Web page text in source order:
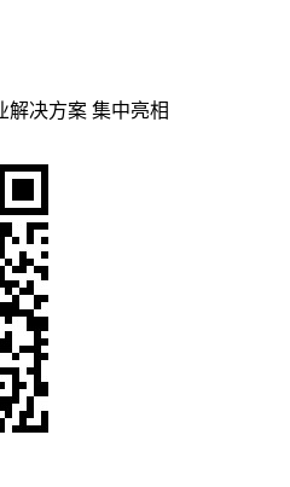
解决方案 集中亮相